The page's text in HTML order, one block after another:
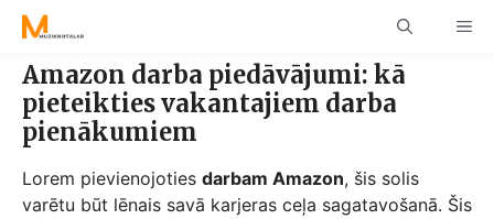
Skip
content
Amazon darba piedāvājumi: kā
pieteikties vakantajiem darba
pienākumiem
Lorem pievienojoties darbam Amazon, šis solis
varētu būt lēnais savā karjeras ceļa sagatavošanā. Šis